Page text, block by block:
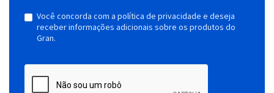
Você concorda com a política de privacidade e deseja
receber informações adicionais sobre os produtos do
Gran.